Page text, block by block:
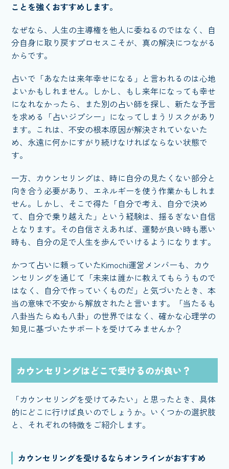
ことを強くおすすめします。
なぜなら、人生の主導権を他人に委ねるのではなく、自
分自身に取り戻すプロセスこそが、真の解決につながる
からです。
占いで「あなたは来年幸せになる」と言われるのは心地
よいかもしれません。しかし、もし来年になっても幸せ
になれなかったら、また別の占い師を探し、新たな予言
を求める「占いジプシー」になってしまうリスクがあり
ます。これは、不安の根本原因が解決されていないた
め、永遠に何かにすがり続けなければならない状態で
す。
一方、カウンセリングは、時に自分の見たくない部分と
向き合う必要があり、エネルギーを使う作業かもしれま
せん。しかし、そこで得た「自分で考え、自分で決め
て、自分で乗り越えた」という経験は、揺るぎない自信
となります。その自信さえあれば、運勢が良い時も悪い
時も、自分の足で人生を歩んでいけるようになります。
かつて占いに頼っていたKimochi運営メンバーも、カウ
ンセリングを通じて「未来は誰かに教えてもらうもので
はなく、自分で作っていくものだ」と気づいたとき、本
当の意味で不安から解放されたと言います。「当たるも
八卦当たらぬも八卦」の世界ではなく、確かな心理学の
知見に基づいたサポートを受けてみませんか？
カウンセリングはどこで受けるのが良い？
「カウンセリングを受けてみたい」と思ったとき、具体
的にどこに行けば良いのでしょうか。いくつかの選択肢
と、それぞれの特徴をご紹介します。
カウンセリングを受けるならオンラインがおすすめ